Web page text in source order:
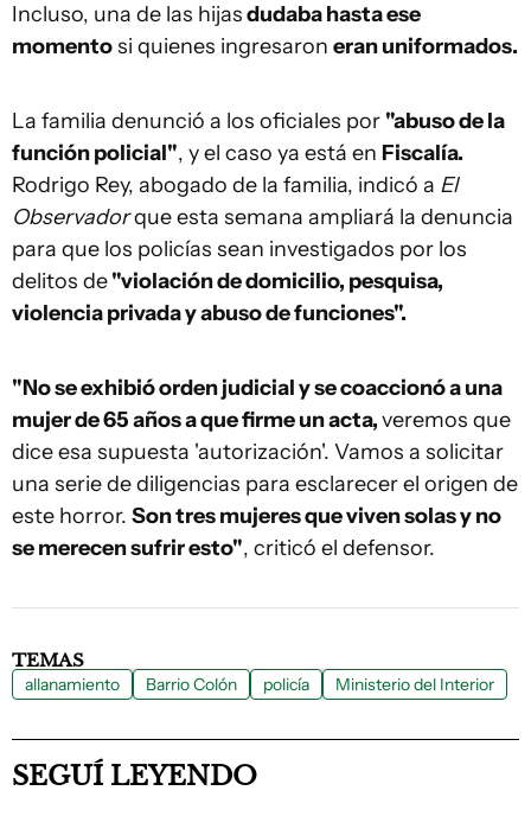
Incluso, una de las hijasdudaba hasta ese
momentosi quienes ingresaron eran uniformados.
La familia denunció a los oficiales por "abuso de la
función policial", y el caso ya está en Fiscalía.
Rodrigo Rey, abogado de la familia, indicó a El
Observadorque esta semana ampliará la denuncia
para que los policías sean investigados por los
delitos de"violación de domicilio, pesquisa,
violencia privada y abuso de funciones".
"No se exhibió orden judicial y se coaccionó a una
mujer de 65 años a que firme un acta,veremos que
dice esa supuesta 'autorización'. Vamos a solicitar
una serie de diligencias para esclarecer el origen de
este horror. Son tres mujeres que viven solas y no
se merecen sufrir esto", criticó el defensor.
TEMAS
allanamiento Barrio Colón policía Ministerio del Interior
SEGUÍ LEYENDO